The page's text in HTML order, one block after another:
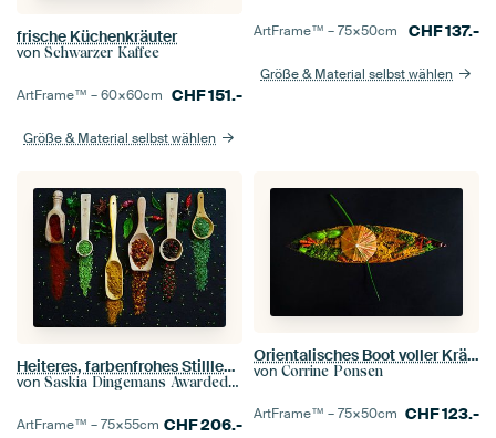
frische Küchenkräuter
von Schwarzer Kaffee
ArtFrame™ –60×60cm CHF151.-
Größe & Material selbst wählen
ArtFrame™ –75×50cm CHF137.-
Größe & Material selbst wählen
Heiteres, farbenfrohes Stillleben mit Kreiden und Gewürzen.
von Saskia Dingemans Awarded Photographer
ArtFrame™ –75×55cm CHF206.-
Orientalisches Boot voller Kräuter und Gewürze
von Corrine Ponsen
ArtFrame™ –75×50cm CHF123.-